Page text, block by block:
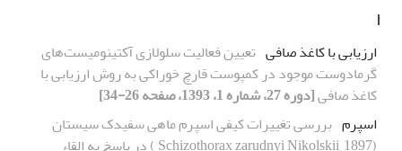
ا
ارزیابی با کاغذ صافی تعیین فعالیت سلولازی آکتینومیست‌های
گرما‌دوست موجود در کمپوست قارچ خوراکی به روش ارزیابی با
کاغذ صافی[دوره 27، شماره 1، 1393، صفحه 26-34]
اسپرم بررسی تغییرات کیفی اسپرم ماهی سفیدک سیستان
(Schizothorax zarudnyi Nikolskii, 1897 ) در پاسخ به القاء